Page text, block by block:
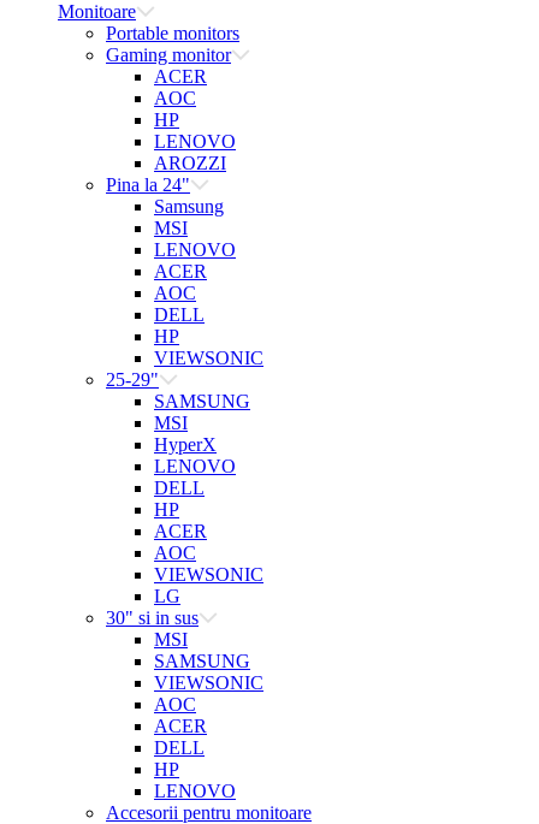
Monitoare
Portable monitors
Gaming monitor
ACER
AOC
HP
LENOVO
AROZZI
Pina la 24"
Samsung
MSI
LENOVO
ACER
AOC
DELL
HP
VIEWSONIC
25-29"
SAMSUNG
MSI
HyperX
LENOVO
DELL
HP
ACER
AOC
VIEWSONIC
LG
30" si in sus
MSI
SAMSUNG
VIEWSONIC
AOC
ACER
DELL
HP
LENOVO
Accesorii pentru monitoare